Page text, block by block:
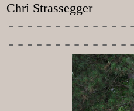
Chri Strassegger
-----------